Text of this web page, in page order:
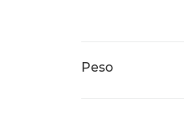
Peso